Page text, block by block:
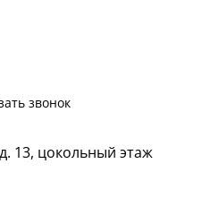
звонок
13, цокольный этаж